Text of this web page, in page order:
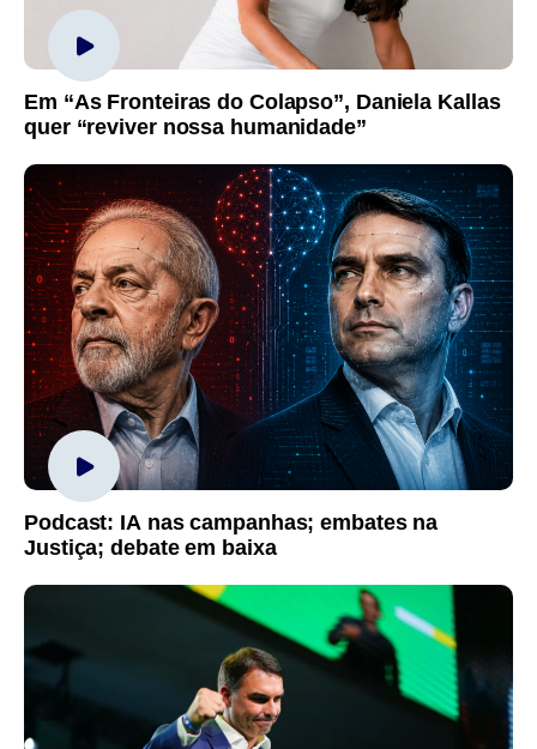
Em “As Fronteiras do Colapso”, Daniela Kallas
quer “reviver nossa humanidade”
Podcast: IA nas campanhas; embates na
Justiça; debate em baixa